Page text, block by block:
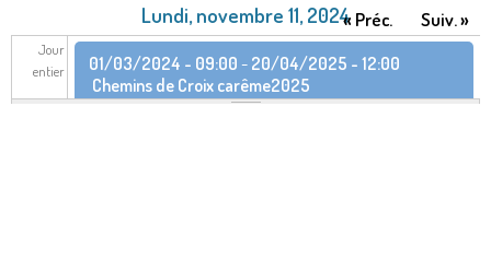
Lundi, novembre 11, 2024« Préc. Suiv. »
Jour
entier
01/03/2024 - 09:00 - 20/04/2025 - 12:00
Chemins de Croix carême2025